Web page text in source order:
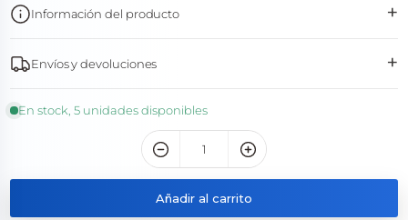
Información del producto +
Envíos y devoluciones +
En stock, 5 unidades disponibles
Añadir al carrito